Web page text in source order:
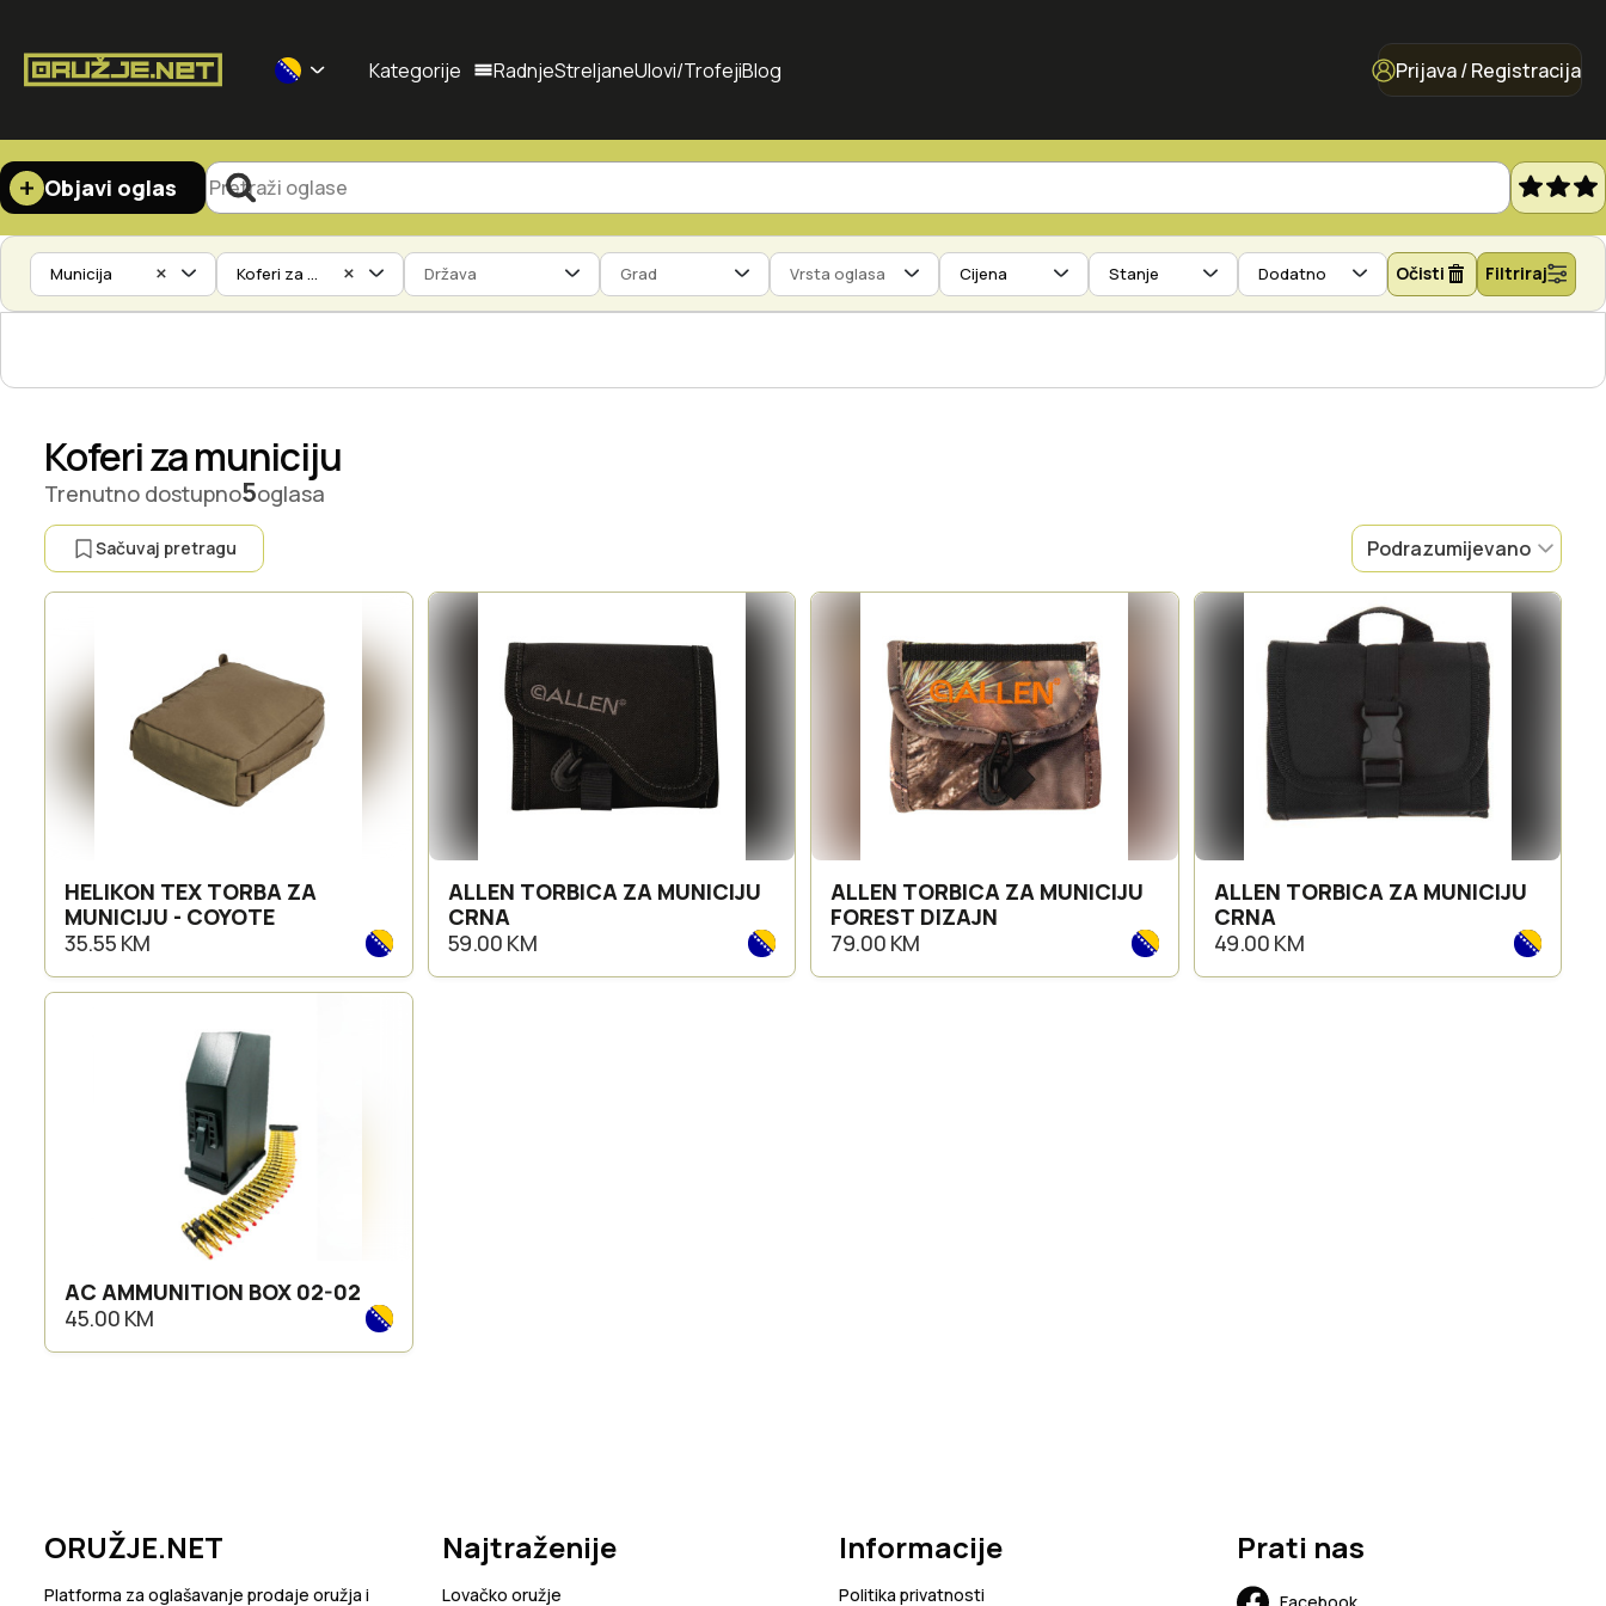
Selected currency: BAM
Kategorije RadnjeStreljaneUlovi/TrofejiBlog Prijava / Registracija
Objavi oglas
Municija × Koferi za municiju
× Država Grad Vrsta oglasa Cijena Stanje Dodatno Očisti Filtriraj
Koferi za municiju
Trenutno dostupno5oglasa
Sačuvaj pretragu
HELIKON TEX TORBA ZA
MUNICIJU - COYOTE
35.55 KM
ALLEN TORBICA ZA MUNICIJU
CRNA
59.00 KM
ALLEN TORBICA ZA MUNICIJU
FOREST DIZAJN
79.00 KM
ALLEN TORBICA ZA MUNICIJU
CRNA
49.00 KM
AC AMMUNITION BOX 02-02
45.00 KM
ORUŽJE.NET
Platforma za oglašavanje prodaje oružja i
Najtraženije
Lovačko oružje
Informacije
Politika privatnosti
Prati nas